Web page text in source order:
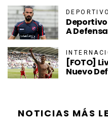
A
[FOTO]
Nuevo
NOTICIAS MÁS